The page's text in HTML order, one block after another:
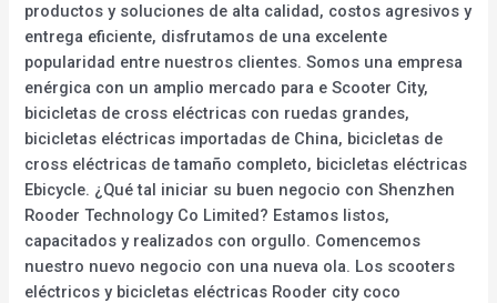
productos y soluciones de alta calidad, costos agresivos y
entrega eficiente, disfrutamos de una excelente
popularidad entre nuestros clientes. Somos una empresa
enérgica con un amplio mercado para e Scooter City,
bicicletas de cross eléctricas con ruedas grandes,
bicicletas eléctricas importadas de China, bicicletas de
cross eléctricas de tamaño completo, bicicletas eléctricas
Ebicycle. ¿Qué tal iniciar su buen negocio con Shenzhen
Rooder Technology Co Limited? Estamos listos,
capacitados y realizados con orgullo. Comencemos
nuestro nuevo negocio con una nueva ola. Los scooters
eléctricos y bicicletas eléctricas Rooder city coco